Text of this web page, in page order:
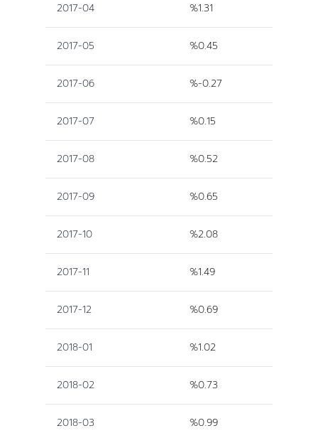
2017-04 %1.31
2017-05 %0.45
2017-06 %-0.27
2017-07 %0.15
2017-08 %0.52
2017-09 %0.65
2017-10 %2.08
2017-11 %1.49
2017-12 %0.69
2018-01 %1.02
2018-02 %0.73
2018-03 %0.99